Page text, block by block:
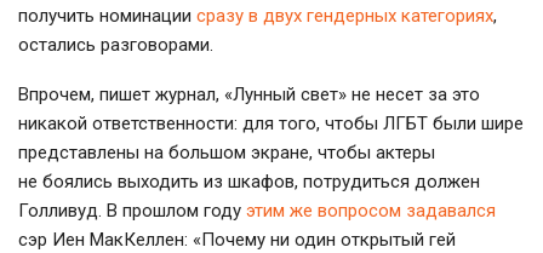
получить номинации сразу в двух гендерных категориях,
остались разговорами.
Впрочем, пишет журнал, «Лунный свет» не несет за это
никакой ответственности: для того, чтобы ЛГБТ были шире
представлены на большом экране, чтобы актеры
не боялись выходить из шкафов, потрудиться должен
Голливуд. В прошлом году этим же вопросом задавался
сэр Иен МакКеллен: «Почему ни один открытый гей